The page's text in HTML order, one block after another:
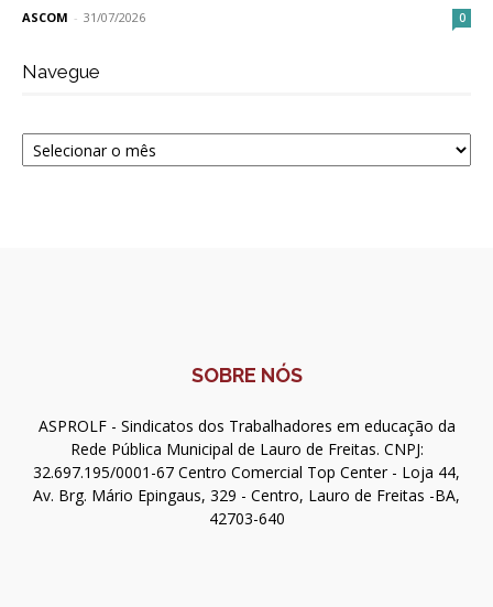
ASCOM - 31/07/2026 0
Navegue
Navegue
SOBRE NÓS
ASPROLF - Sindicatos dos Trabalhadores em educação da
Rede Pública Municipal de Lauro de Freitas. CNPJ:
32.697.195/0001-67 Centro Comercial Top Center - Loja 44,
Av. Brg. Mário Epingaus, 329 - Centro, Lauro de Freitas -BA,
42703-640